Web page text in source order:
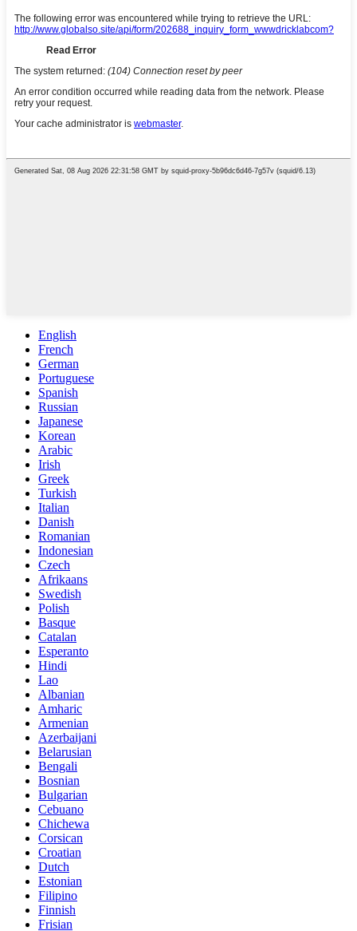
English
French
German
Portuguese
Spanish
Russian
Japanese
Korean
Arabic
Irish
Greek
Turkish
Italian
Danish
Romanian
Indonesian
Czech
Afrikaans
Swedish
Polish
Basque
Catalan
Esperanto
Hindi
Lao
Albanian
Amharic
Armenian
Azerbaijani
Belarusian
Bengali
Bosnian
Bulgarian
Cebuano
Chichewa
Corsican
Croatian
Dutch
Estonian
Filipino
Finnish
Frisian